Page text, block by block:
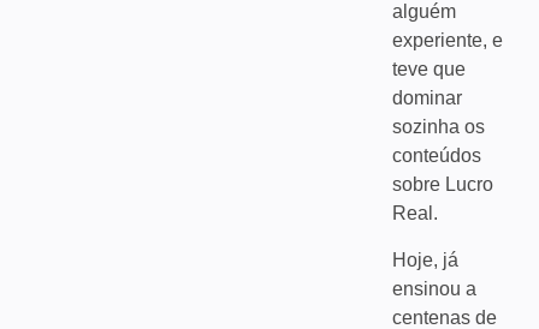
alguém
experiente, e
teve que
dominar
sozinha os
conteúdos
sobre Lucro
Real.
Hoje, já
ensinou a
centenas de